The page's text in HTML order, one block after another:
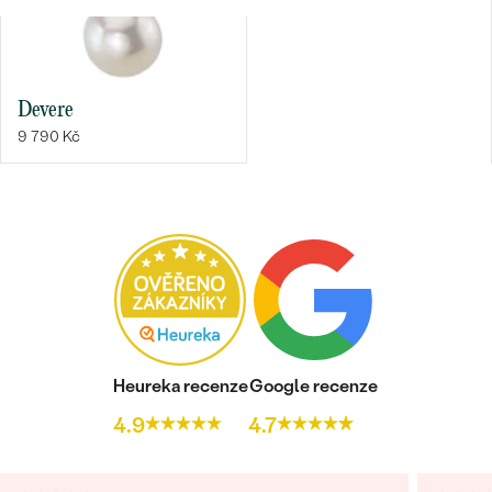
Bestsellery
Devere
9 790 Kč
Heureka recenze
4.9
Google recenze
4.7